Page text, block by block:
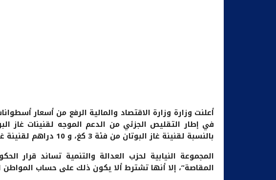
بالنسبة لقنينة غاز البوتان من فئة 3 كغ، و 10 دراهم لقنينة غاز البوتان من فئة 12 كغ”.
المجموعة النيابية لحزب العدالة والتنمية تساند قرار
المقاصة”، إلا أنها تشترط ألا يكون ذلك على حساب